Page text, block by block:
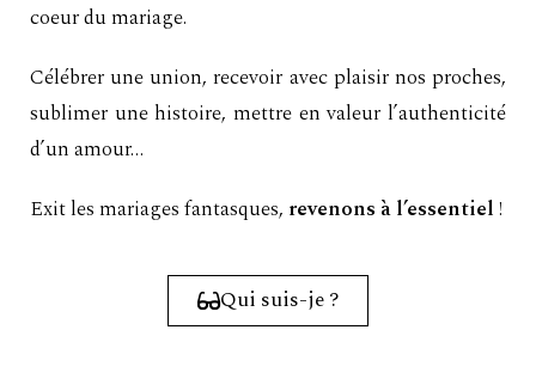
coeur du mariage.
Célébrer une union, recevoir avec plaisir nos proches,
sublimer une histoire, mettre en valeur l’authenticité
d’un amour…
Exit les mariages fantasques, revenons à l’essentiel!
Qui suis-je ?